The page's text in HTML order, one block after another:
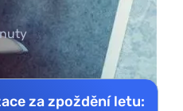
za zpoždění letu: